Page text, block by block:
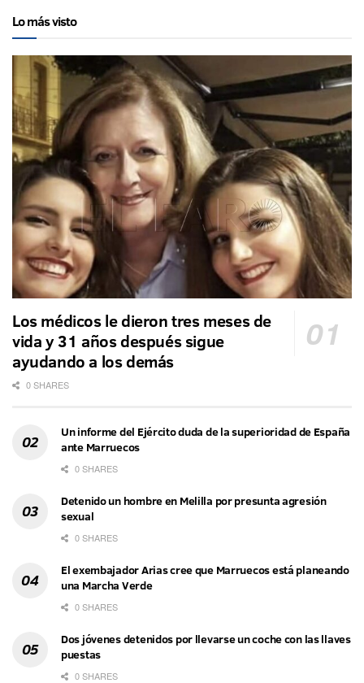
Lo más visto
Los médicos le dieron tres meses de
vida y 31 años después sigue
ayudando a los demás
0 SHARES
Un informe del Ejército duda de la superioridad de España
ante Marruecos
0 SHARES
Detenido un hombre en Melilla por presunta agresión
sexual
0 SHARES
El exembajador Arias cree que Marruecos está planeando
una Marcha Verde
0 SHARES
Dos jóvenes detenidos por llevarse un coche con las llaves
puestas
0 SHARES